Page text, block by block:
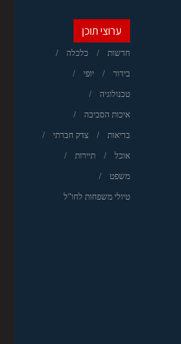
ערוצי תוכן
חדשות כלכלה
בידור יופי
טכנולוגיה
איכות הסביבה
בריאות צדק חברתי
אוכל תיירות
משפט
טיולי משפחות לחו"ל